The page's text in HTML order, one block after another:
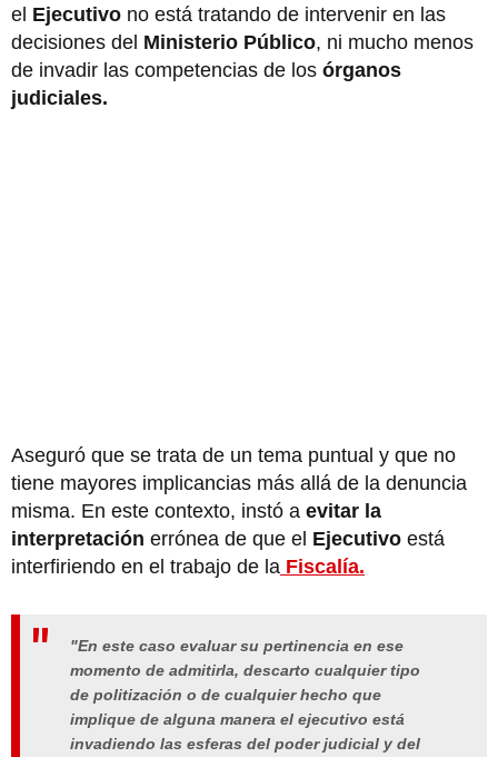
el Ejecutivo no está tratando de intervenir en las
decisiones del Ministerio Público, ni mucho menos
de invadir las competencias de los órganos
judiciales.
Aseguró que se trata de un tema puntual y que no
tiene mayores implicancias más allá de la denuncia
misma. En este contexto, instó a evitar la
interpretación errónea de que el Ejecutivo está
interfiriendo en el trabajo de la Fiscalía.
"En este caso evaluar su pertinencia en ese
momento de admitirla, descarto cualquier tipo
de politización o de cualquier hecho que
implique de alguna manera el ejecutivo está
invadiendo las esferas del poder judicial y del